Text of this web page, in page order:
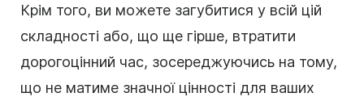
Крім того, ви можете загубитися у всій цій
складності або, що ще гірше, втратити
дорогоцінний час, зосереджуючись на тому,
що не матиме значної цінності для ваших